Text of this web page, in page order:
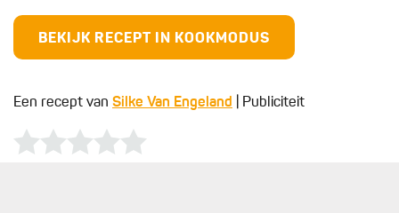
BEKIJK RECEPT IN KOOKMODUS
Een recept van Silke Van Engeland | Publiciteit